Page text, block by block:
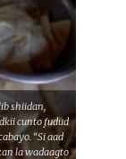
shiidan,
cunto fudud
“Si aad
la wadaagto